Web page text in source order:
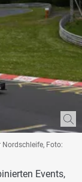
Foto:
Events,